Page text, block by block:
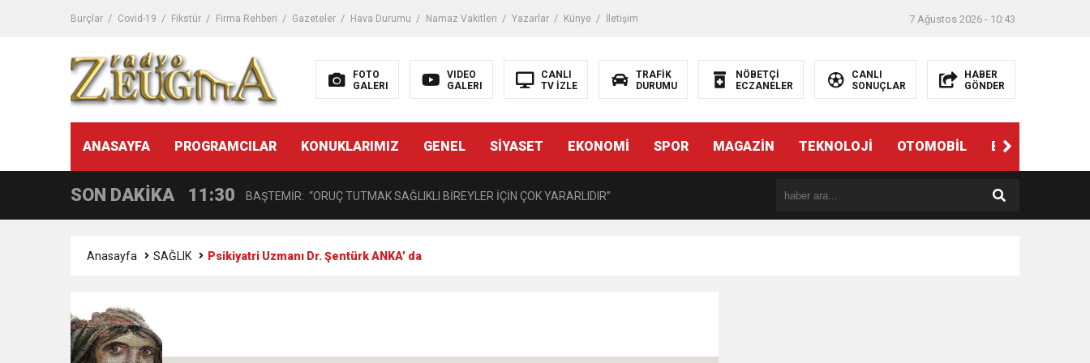
Burçlar Covid-19 Fikstür Firma Rehberi Gazeteler Hava Durumu Namaz Vakitleri Yazarlar Künye İletişim 7 Ağustos 2026 - 10:43
FOTO
GALERI
VIDEO
GALERI
CANLI
TV İZLE
TRAFİK
DURUMU
NÖBETÇİ
ECZANELER
CANLI
SONUÇLAR
HABER
GÖNDER
ANASAYFA PROGRAMCILAR KONUKLARIMIZ GENEL SİYASET EKONOMİ SPOR MAGAZİN TEKNOLOJİ OTOMOBİL EĞİTİM
SON DAKİKA
14:08 Gaziantep FK o yıldızı getiriyor
11:59 GÖĞÜS HASTALIKLARI UZMANINDAN LİSELİLERE BİLGİLENDİRME
11:30 BAŞTEMİR: “ORUÇ TUTMAK SAĞLIKLI BİREYLER İÇİN ÇOK YARARLIDIR”
Anasayfa SAĞLIK Psikiyatri Uzmanı Dr. Şentürk ANKA’ da